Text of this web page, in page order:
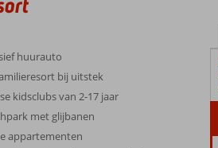
huurauto
bij uitstek
kidsclubs van 2-17 jaar
met glijbanen
appartementen